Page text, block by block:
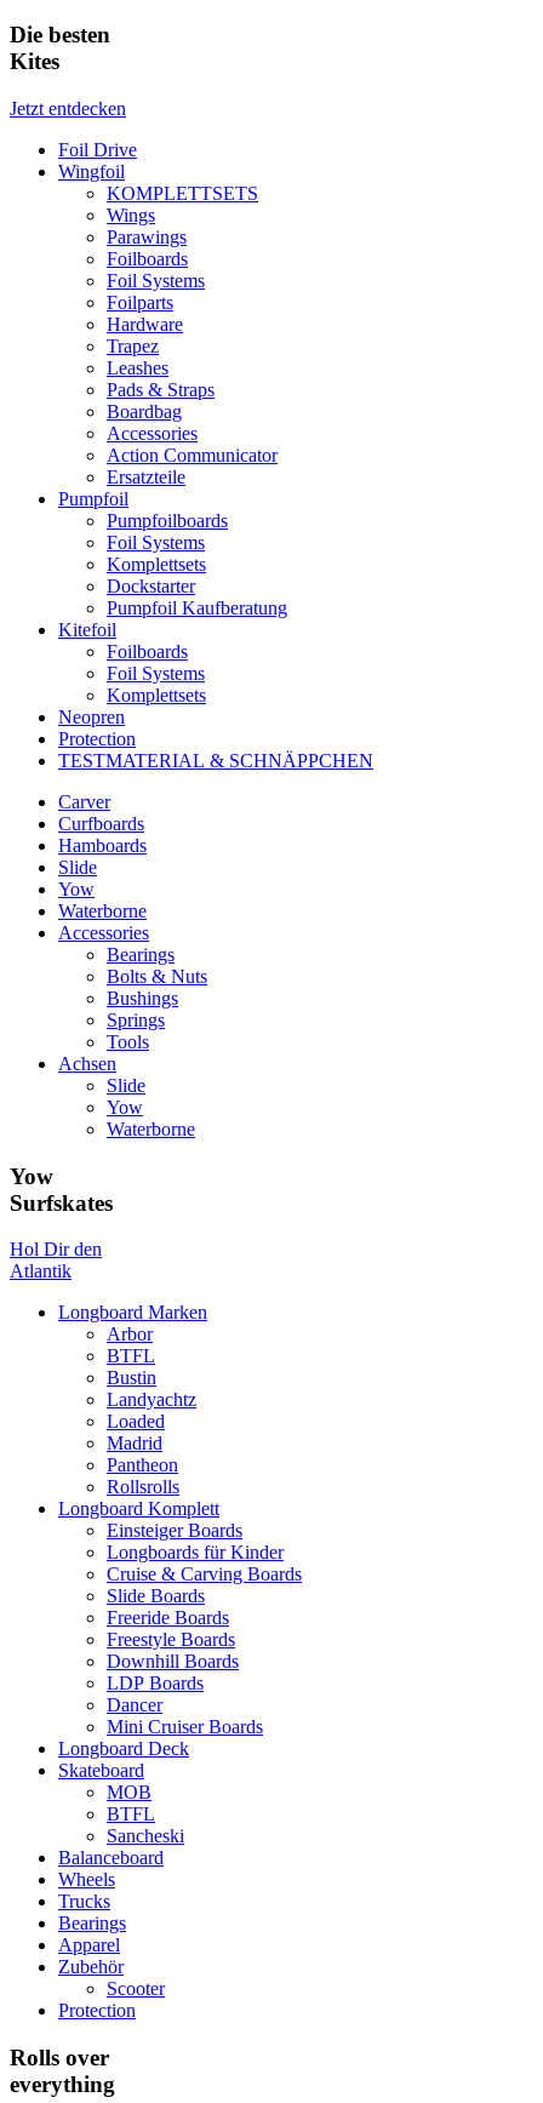
Die besten
Kites
Jetzt entdecken
Foil Drive
Wingfoil
KOMPLETTSETS
Wings
Parawings
Foilboards
Foil Systems
Foilparts
Hardware
Trapez
Leashes
Pads & Straps
Boardbag
Accessories
Action Communicator
Ersatzteile
Pumpfoil
Pumpfoilboards
Foil Systems
Komplettsets
Dockstarter
Pumpfoil Kaufberatung
Kitefoil
Foilboards
Foil Systems
Komplettsets
Neopren
Protection
TESTMATERIAL & SCHNÄPPCHEN
Carver
Curfboards
Hamboards
Slide
Yow
Waterborne
Accessories
Bearings
Bolts & Nuts
Bushings
Springs
Tools
Achsen
Slide
Yow
Waterborne
Yow
Surfskates
Hol Dir den
Atlantik
Longboard Marken
Arbor
BTFL
Bustin
Landyachtz
Loaded
Madrid
Pantheon
Rollsrolls
Longboard Komplett
Einsteiger Boards
Longboards für Kinder
Cruise & Carving Boards
Slide Boards
Freeride Boards
Freestyle Boards
Downhill Boards
LDP Boards
Dancer
Mini Cruiser Boards
Longboard Deck
Skateboard
MOB
BTFL
Sancheski
Balanceboard
Wheels
Trucks
Bearings
Apparel
Zubehör
Scooter
Protection
Rolls over
everything